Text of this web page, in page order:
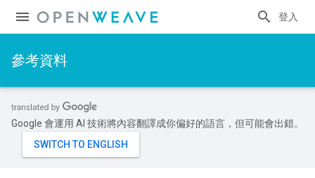
登入
參考資料
Google 會運用 AI 技術將內容翻譯成你偏好的語言，但可能會出錯。